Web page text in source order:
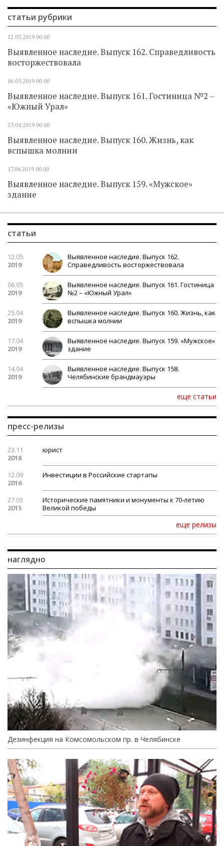
статьи рубрики
12.05.2019 00.00
Выявленное наследие. Выпуск 162. Справедливость
восторжествовала
06.05.2019 00.00
Выявленное наследие. Выпуск 161. Гостиница №2 –
«Южный Урал»
25.04.2019 00.00
Выявленное наследие. Выпуск 160. Жизнь, как
вспышка молнии
17.04.2019 00.00
Выявленное наследие. Выпуск 159. «Мужское»
здание
статьи
12.05
2019
Выявленное наследие. Выпуск 162.
Справедливость восторжествовала
06.05
2019
Выявленное наследие. Выпуск 161. Гостиница
№2 – «Южный Урал»
25.04
2019
Выявленное наследие. Выпуск 160. Жизнь, как
вспышка молнии
17.04
2019
Выявленное наследие. Выпуск 159. «Мужское»
здание
14.04
2019
Выявленное наследие. Выпуск 158.
Челябинские брандмауэры
еще статьи
пресс-релизы
23.11
2018
юрист
12.09
2016
Инвестиции в Российские стартапы
27.03
2015
Исторические памятники и монументы к 70-летию
Великой победы
еще релизы
наглядно
Дезинфекция на Комсомольском пр. в Челябинске